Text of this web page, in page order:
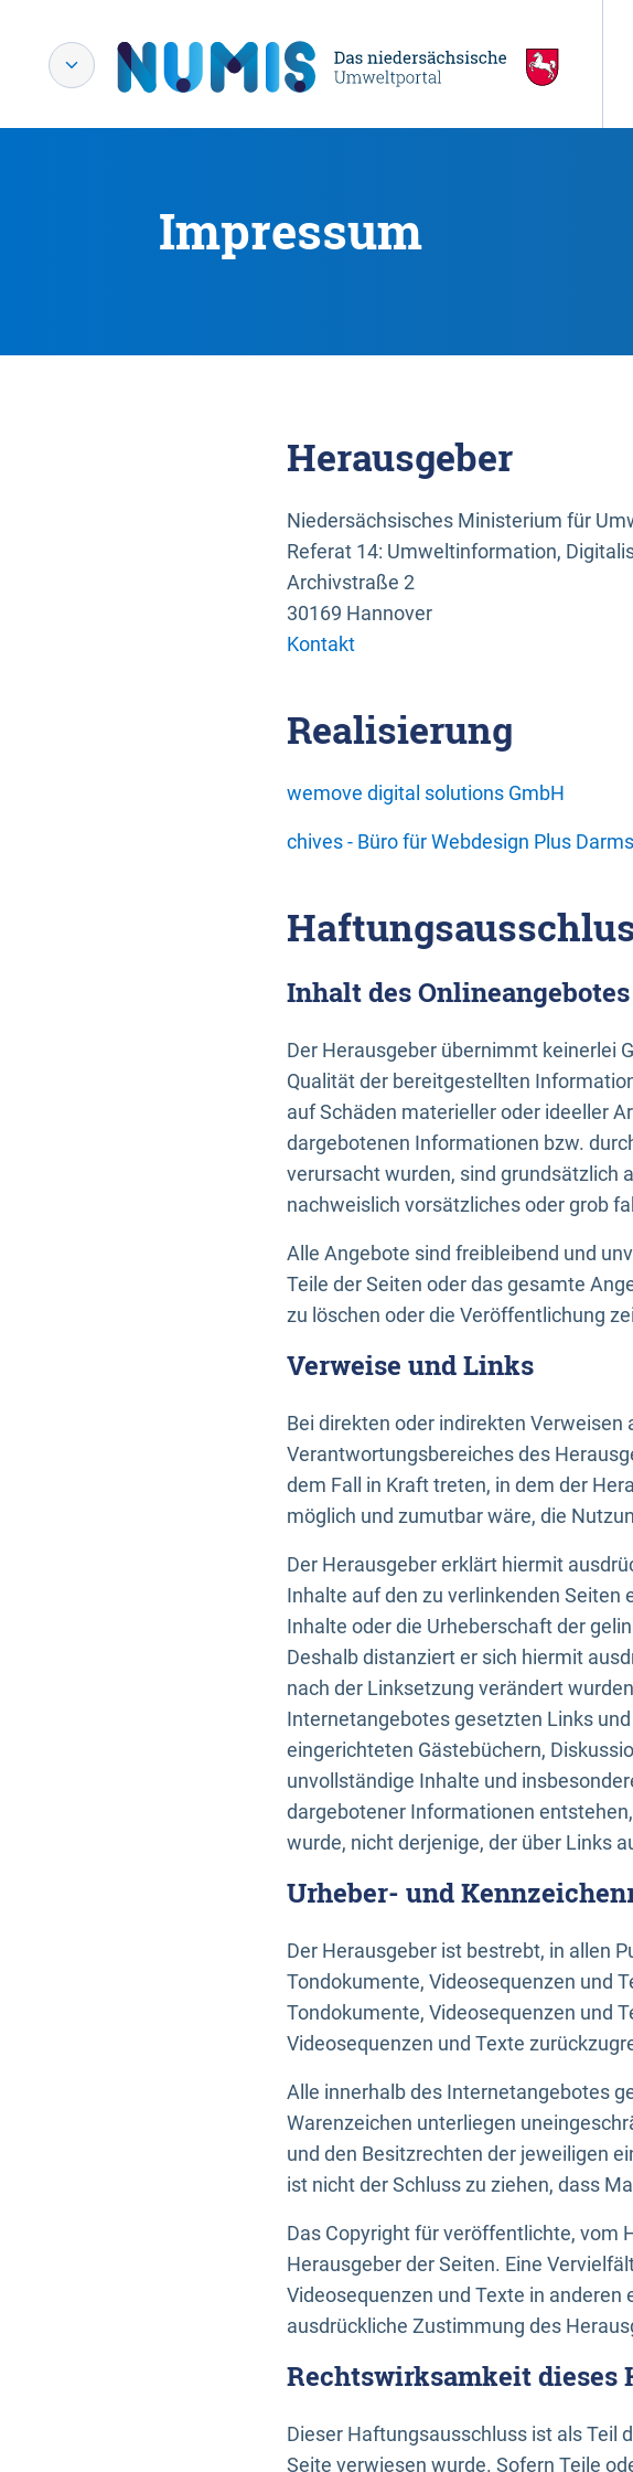
Impressum
Herausgeber
Niedersächsisches Ministerium für
Referat 14: Umweltinformation,
Archivstraße 2
30169 Hannover
Kontakt
Realisierung
wemove digital solutions GmbH
chives - Büro für Webdesign Plus
Inhalt des Onlineangebotes
Der Herausgeber übernimmt keinerlei
Qualität der bereitgestellten
auf Schäden materieller oder ideeller
dargebotenen Informationen bzw.
verursacht wurden, sind grundsätzlich
nachweislich vorsätzliches oder grob
Alle Angebote sind freibleibend und
Teile der Seiten oder das gesamte
zu löschen oder die Veröffentlichung
Verweise und Links
Bei direkten oder indirekten
Verantwortungsbereiches des
dem Fall in Kraft treten, in dem der
möglich und zumutbar wäre, die
Der Herausgeber erklärt hiermit
Inhalte auf den zu verlinkenden
Inhalte oder die Urheberschaft der
Deshalb distanziert er sich hiermit
nach der Linksetzung verändert
Internetangebotes gesetzten Links
eingerichteten Gästebüchern,
unvollständige Inhalte und
dargebotener Informationen
wurde, nicht derjenige, der über Links
Urheber- und
Der Herausgeber ist bestrebt, in allen
Tondokumente, Videosequenzen und
Tondokumente, Videosequenzen und
Videosequenzen und Texte
Alle innerhalb des Internetangebotes
Warenzeichen unterliegen
und den Besitzrechten der jeweiligen
ist nicht der Schluss zu ziehen, dass
Das Copyright für veröffentlichte, vom
Herausgeber der Seiten. Eine
Videosequenzen und Texte in
ausdrückliche Zustimmung des
Rechtswirksamkeit dieses
Dieser Haftungsausschluss ist als Teil
Seite verwiesen wurde. Sofern Teile